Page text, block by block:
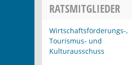
RATSMITGLIEDER
Wirtschaftsförderungs-,
Tourismus- und
Kulturausschuss